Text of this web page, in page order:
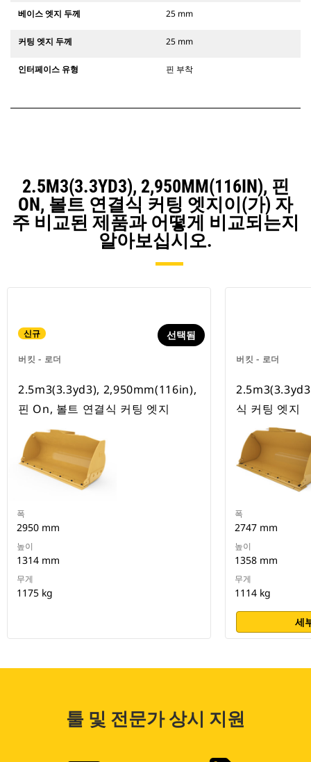
베이스 엣지 두께 25 mm
커팅 엣지 두께 25 mm
인터페이스 유형 핀 부착
2.5M3(3.3YD3), 2,950MM(116IN), 핀
ON, 볼트 연결식 커팅 엣지이(가) 자
주 비교된 제품과 어떻게 비교되는지
알아보십시오.
신규
버킷 - 로더
선택됨
2.5m3(3.3yd3), 2,950mm(116in),
핀 On, 볼트 연결식 커팅 엣지
폭
2950 mm
높이
1314 mm
무게
1175 kg
버킷 - 로더
식 커팅 엣지
폭
2747 mm
높이
1358 mm
무게
1114 kg
세
툴 및 전문가 상시 지원